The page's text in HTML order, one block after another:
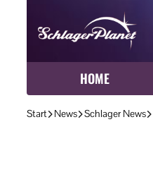
HOME
Start News Schlager News